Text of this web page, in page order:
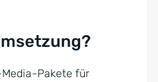
Pakete für